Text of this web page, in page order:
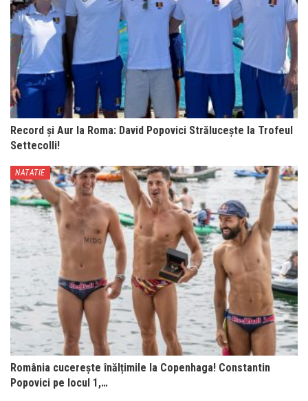
Record și Aur la Roma: David Popovici Strălucește la Trofeul
Settecolli!
NATATIE
România cucerește înălțimile la Copenhaga! Constantin
Popovici pe locul 1,…